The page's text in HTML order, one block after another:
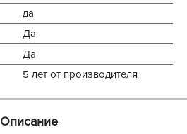
да
Да
Да
5 лет от производителя
Описание